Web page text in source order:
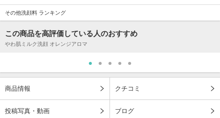
その他洗顔料 ランキング
この商品を高評価している人のおすすめ
やわ肌ミルク洗顔 オレンジアロマ
商品情報 クチコミ
投稿写真・動画 ブログ